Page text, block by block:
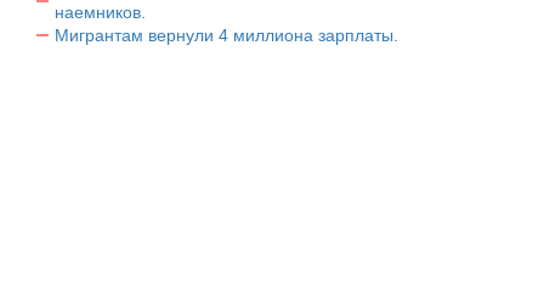
наемников.
Мигрантам вернули 4 миллиона зарплаты.